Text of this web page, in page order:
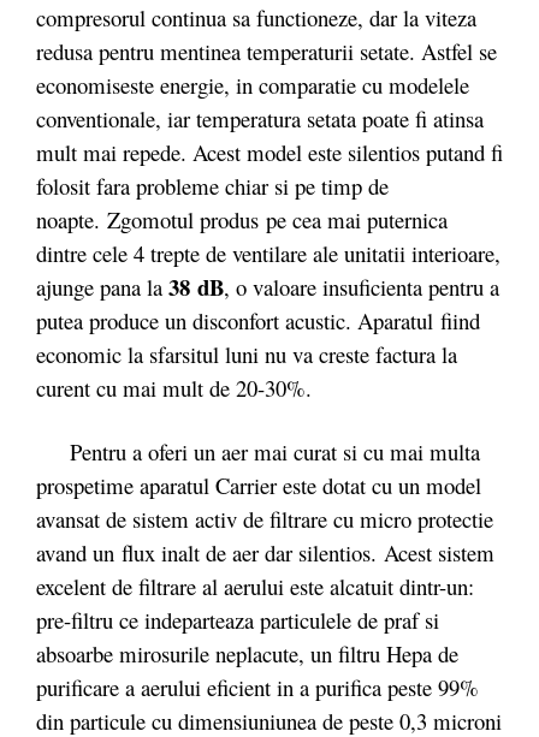
compresorul continua sa functioneze, dar la viteza
redusa pentru mentinea temperaturii setate. Astfel se
economiseste energie, in comparatie cu modelele
conventionale, iar temperatura setata poate fi atinsa
mult mai repede. Acest model este silentios putand fi
folosit fara probleme chiar si pe timp de
noapte. Zgomotul produs pe cea mai puternica
dintre cele 4 trepte de ventilare ale unitatii interioare,
ajunge pana la 38 dB, o valoare insuficienta pentru a
putea produce un disconfort acustic. Aparatul fiind
economic la sfarsitul luni nu va creste factura la
curent cu mai mult de 20-30%.
Pentru a oferi un aer mai curat si cu mai multa
prospetime aparatul Carrier este dotat cu un model
avansat de sistem activ de filtrare cu micro protectie
avand un flux inalt de aer dar silentios. Acest sistem
excelent de filtrare al aerului este alcatuit dintr-un:
pre-filtru ce indeparteaza particulele de praf si
absoarbe mirosurile neplacute, un filtru Hepa de
purificare a aerului eficient in a purifica peste 99%
din particule cu dimensiuniunea de peste 0,3 microni